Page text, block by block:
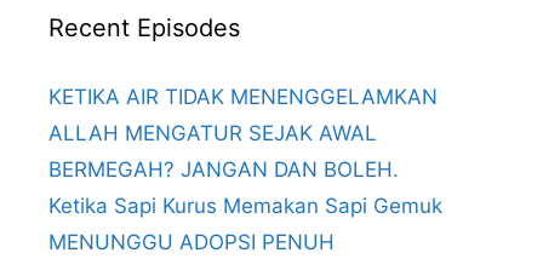
Recent Episodes
KETIKA AIR TIDAK MENENGGELAMKAN
ALLAH MENGATUR SEJAK AWAL
BERMEGAH? JANGAN DAN BOLEH.
Ketika Sapi Kurus Memakan Sapi Gemuk
MENUNGGU ADOPSI PENUH